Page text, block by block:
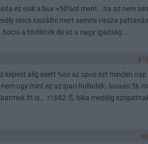
ez esik a bux +50%ot ment...na az nem
sincs kiszállni mert semmi vissza
a hivőknek de ez a nagy igazság...
alig esett %as az opus ezt minden
ugy mint ez az ipari hulladék..lasaan 5k
itt is... r1682 💪 bika meddig